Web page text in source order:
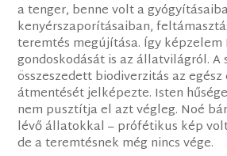
a tenger, benne volt a
kenyérszaporításaiban,
teremtés megújítása. Így képzelem
gondoskodását is az állatvilágról. A
összeszedett biodiverzitás az
átmentését jelképezte. Isten
nem pusztítja el azt végleg. Noé
lévő állatokkal – prófétikus kép
de a teremtésnek még nincs vége.